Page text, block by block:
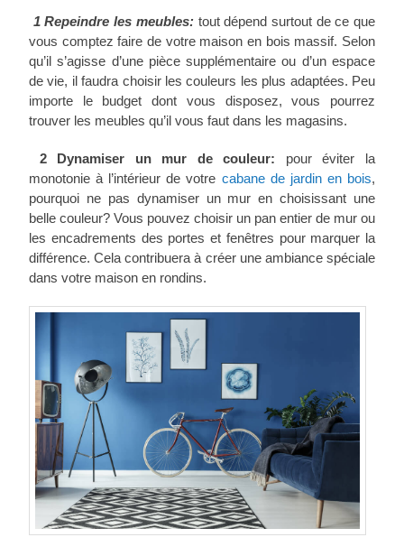
1 Repeindre les meubles: tout dépend surtout de ce que
vous comptez faire de votre maison en bois massif. Selon
qu’il s’agisse d’une pièce supplémentaire ou d’un espace
de vie, il faudra choisir les couleurs les plus adaptées. Peu
importe le budget dont vous disposez, vous pourrez
trouver les meubles qu’il vous faut dans les magasins.
2 Dynamiser un mur de couleur: pour éviter la
monotonie à l’intérieur de votre cabane de jardin en bois,
pourquoi ne pas dynamiser un mur en choisissant une
belle couleur? Vous pouvez choisir un pan entier de mur ou
les encadrements des portes et fenêtres pour marquer la
différence. Cela contribuera à créer une ambiance spéciale
dans votre maison en rondins.